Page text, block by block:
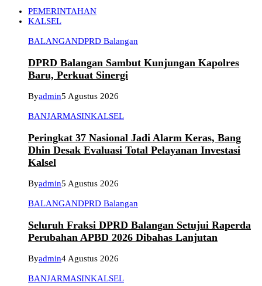
PEMERINTAHAN
KALSEL
BALANGANDPRD Balangan
DPRD Balangan Sambut Kunjungan Kapolres
Baru, Perkuat Sinergi
Byadmin5 Agustus 2026
BANJARMASINKALSEL
Peringkat 37 Nasional Jadi Alarm Keras, Bang
Dhin Desak Evaluasi Total Pelayanan Investasi
Kalsel
Byadmin5 Agustus 2026
BALANGANDPRD Balangan
Seluruh Fraksi DPRD Balangan Setujui Raperda
Perubahan APBD 2026 Dibahas Lanjutan
Byadmin4 Agustus 2026
BANJARMASINKALSEL